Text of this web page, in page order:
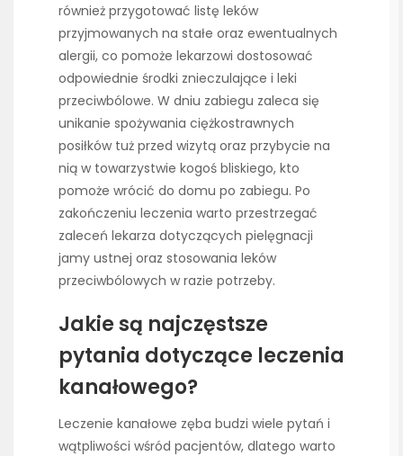
również przygotować listę leków
przyjmowanych na stałe oraz ewentualnych
alergii, co pomoże lekarzowi dostosować
odpowiednie środki znieczulające i leki
przeciwbólowe. W dniu zabiegu zaleca się
unikanie spożywania ciężkostrawnych
posiłków tuż przed wizytą oraz przybycie na
nią w towarzystwie kogoś bliskiego, kto
pomoże wrócić do domu po zabiegu. Po
zakończeniu leczenia warto przestrzegać
zaleceń lekarza dotyczących pielęgnacji
jamy ustnej oraz stosowania leków
przeciwbólowych w razie potrzeby.
Jakie są najczęstsze
pytania dotyczące leczenia
kanałowego?
Leczenie kanałowe zęba budzi wiele pytań i
wątpliwości wśród pacjentów, dlatego warto